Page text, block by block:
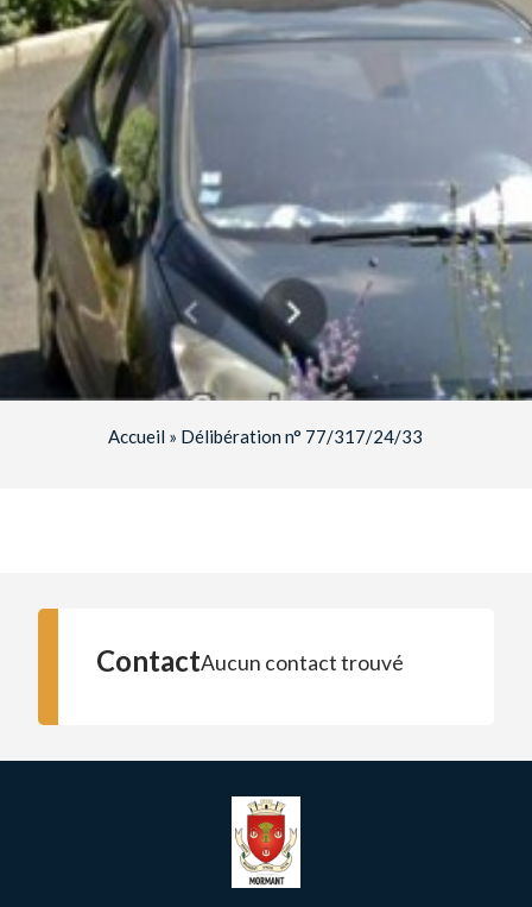
Accueil » Délibération n° 77/317/24/33
ContactAucun contact trouvé